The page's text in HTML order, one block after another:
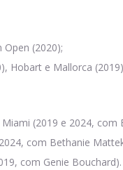
Open (2020);
Hobart e Mallorca
(2019 e 2024, com
com Bethanie
com Genie Bouchard).